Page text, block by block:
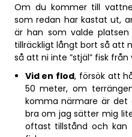
Om du kommer till
som redan har kastat ut,
är han som valde
tillräckligt långt bort så att
så att ni inte ”stjäl” fisk
Vid en flod, försök att
50 meter, om
komma närmare är det
bra om jag sätter mig
oftast tillstånd och